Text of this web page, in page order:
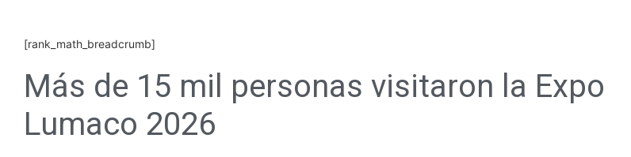
[rank_math_breadcrumb]
Más de 15 mil personas visitaron la Expo
Lumaco 2026